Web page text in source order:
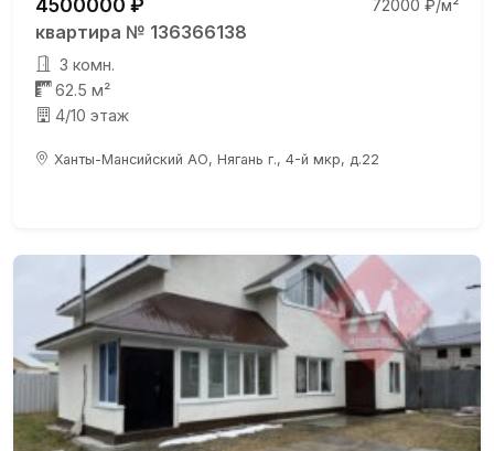
72000 ₽/м²
квартира № 136366138
3 комн.
62.5 м²
4/10 этаж
Ханты-Мансийский АО, Нягань г., 4-й мкр, д.22